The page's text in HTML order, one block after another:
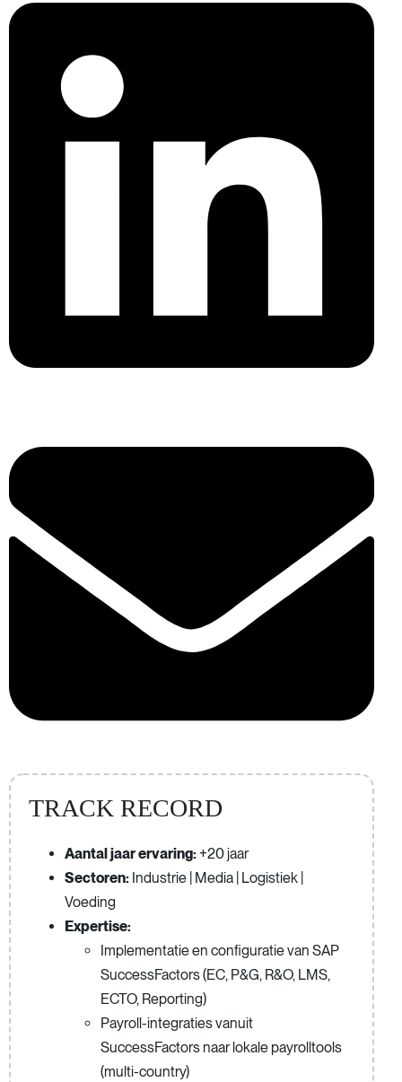
TRACK RECORD
Aantal jaar ervaring:+20 jaar
Sectoren: Industrie | Media | Logistiek |
Voeding
Expertise:
Implementatie en configuratie van SAP
SuccessFactors (EC, P&G, R&O, LMS,
ECTO, Reporting)
Payroll-integraties vanuit
SuccessFactors naar lokale payrolltools
(multi-country)